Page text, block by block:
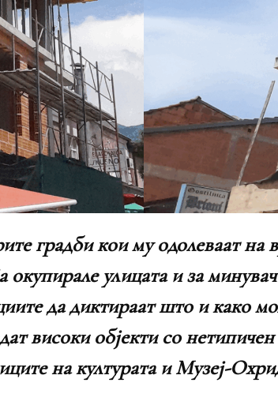
градби кои му одолеваат
окупирале улицата и за
да диктираат што и како
високи објекти со
на културата и Музеј-